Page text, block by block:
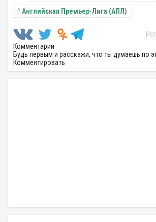
Английская Премьер-Лига (АПЛ)
Комментарии
Будь первым и расскажи, что ты думаешь по
Комментировать